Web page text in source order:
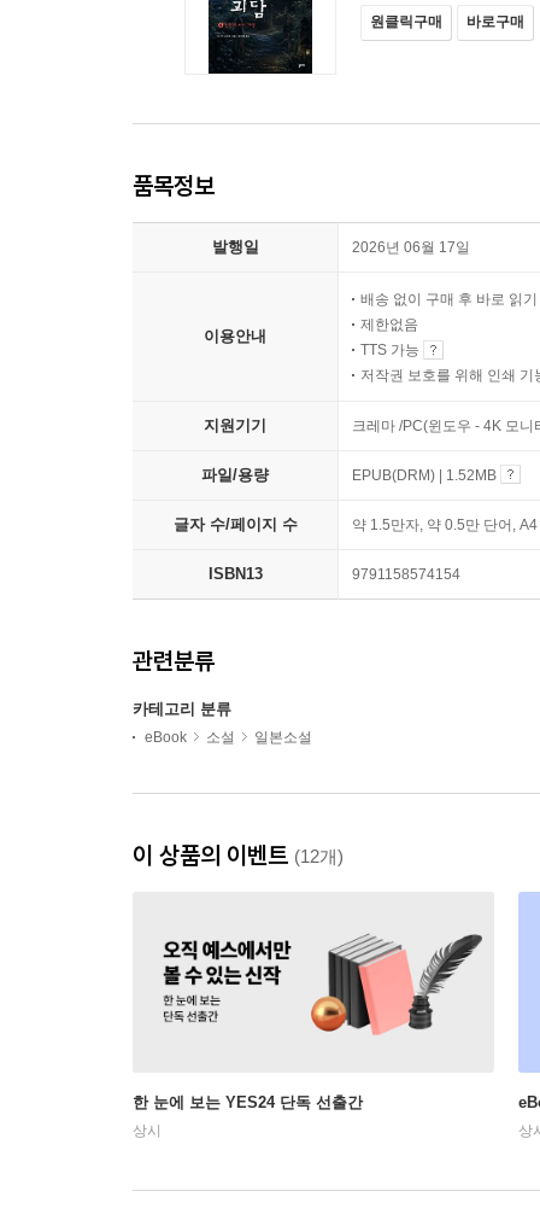
원클릭구매 바로구매
품목정보
발행일 2026년 06월 17일
이용안내
배송 없이 구매 후 바로 읽기
제한없음
TTS 가능
저작권 보호를 위해 인쇄 기
지원기기 크레마 /PC(윈도우 - 4K 모
파일/용량 EPUB(DRM) | 1.52MB
글자 수/페이지 수 약 1.5만자, 약 0.5만 단어,
ISBN13 9791158574154
관련분류
카테고리 분류
eBook 소설 일본소설
이 상품의 이벤트 (12개)
한 눈에 보는 YES24 단독 선출간
상시 상